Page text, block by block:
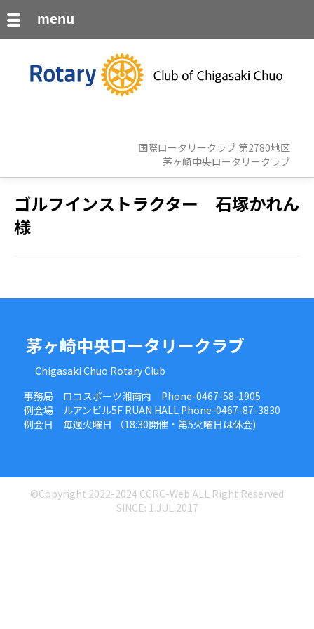
国際ロータリークラブ 第2780地区
茅ヶ崎中央ロータリークラブ
ゴルフインストラクター 石塚かれん
様
茅ヶ崎中央ロータリークラブ
Chigasaki Chuo Rotary Club
事務局 ロコスポーツ湘南内 Phone-0467-58-1905
例会場 ルアンビル5F RUAN HALL Phone-0467-87-3830
例会日 毎週火曜日 （18:30開催・第5火曜日は休会)
©Copyright 2022-2024 CCRC-Web ALL Right Reserved
SINCE: 1.JUL.2017
menu